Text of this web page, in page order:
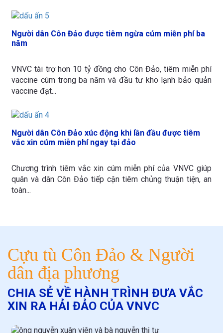
Người dân Côn Đảo được tiêm ngừa cúm miễn phí ba
năm
VNVC tài trợ hơn 10 tỷ đồng cho Côn Đảo, tiêm miễn phí
vaccine cúm trong ba năm và đầu tư kho lạnh bảo quản
vaccine đạt...
Người dân Côn Đảo xúc động khi lần đầu được tiêm
vắc xin cúm miễn phí ngay tại đảo
Chương trình tiêm vắc xin cúm miễn phí của VNVC giúp
quân và dân Côn Đảo tiếp cận tiêm chủng thuận tiện, an
toàn...
Cựu tù Côn Đảo & Người
dân địa phương
CHIA SẺ VỀ HÀNH TRÌNH ĐƯA VẮC
XIN RA HẢI ĐẢO CỦA VNVC